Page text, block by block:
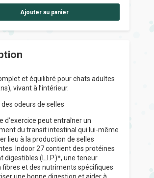
Ajouter au panier
et équilibré pour chats adultes
vivant à l’intérieur.
odeurs de selles
d’exercice peut entraîner un
du transit intestinal qui lui-même
lieu à la production de selles
Indoor 27 contient des protéines
digestibles (L.I.P.)*, une teneur
fibres et des nutriments spécifiques